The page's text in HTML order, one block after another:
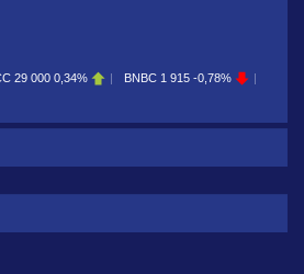
29 000 0,34% BNBC 1 915 -0,78%
recherche